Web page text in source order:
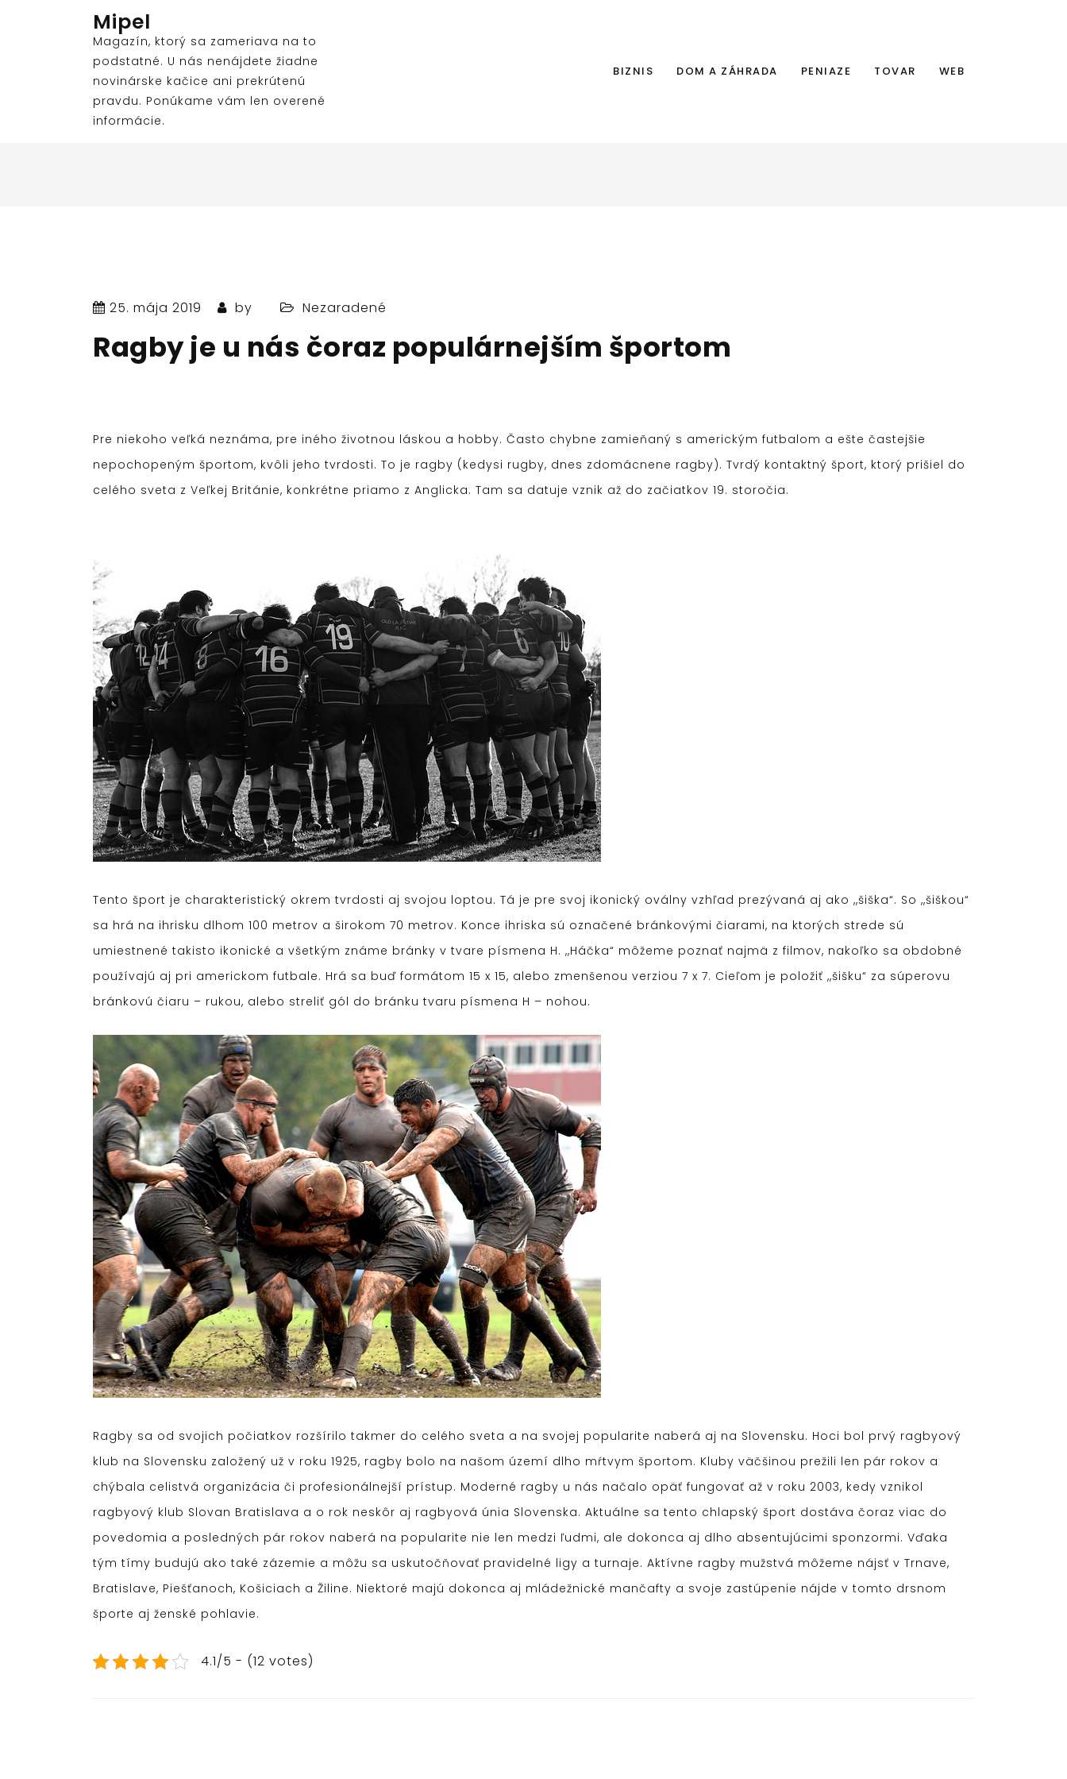
Mipel
Magazín, ktorý sa zameriava na to
podstatné. U nás nenájdete žiadne
novinárske kačice ani prekrútenú
pravdu. Ponúkame vám len overené
informácie.
BIZNIS DOM A ZÁHRADA PENIAZE TOVAR WEB
25. mája 2019 by Nezaradené
Ragby je u nás čoraz populárnejším športom
Pre niekoho veľká neznáma, pre iného životnou láskou a hobby. Často chybne zamieňaný s americkým futbalom a ešte častejšie
nepochopeným športom, kvôli jeho tvrdosti. To je ragby (kedysi rugby, dnes zdomácnene ragby). Tvrdý kontaktný šport, ktorý prišiel do
celého sveta z Veľkej Británie, konkrétne priamo z Anglicka. Tam sa datuje vznik až do začiatkov 19. storočia.
Tento šport je charakteristický okrem tvrdosti aj svojou loptou. Tá je pre svoj ikonický oválny vzhľad prezývaná aj ako ,,šiška“. So ,,šiškou“
sa hrá na ihrisku dlhom 100 metrov a širokom 70 metrov. Konce ihriska sú označené bránkovými čiarami, na ktorých strede sú
umiestnené takisto ikonické a všetkým známe bránky v tvare písmena H. ,,Háčka“ môžeme poznať najmä z filmov, nakoľko sa obdobné
používajú aj pri americkom futbale. Hrá sa buď formátom 15 x 15, alebo zmenšenou verziou 7 x 7. Cieľom je položiť ,,šišku“ za súperovu
bránkovú čiaru – rukou, alebo streliť gól do bránku tvaru písmena H – nohou.
Ragby sa od svojich počiatkov rozšírilo takmer do celého sveta a na svojej popularite naberá aj na Slovensku. Hoci bol prvý ragbyový
klub na Slovensku založený už v roku 1925, ragby bolo na našom území dlho mŕtvym športom. Kluby väčšinou prežili len pár rokov a
chýbala celistvá organizácia či profesionálnejší prístup. Moderné ragby u nás načalo opäť fungovať až v roku 2003, kedy vznikol
ragbyový klub Slovan Bratislava a o rok neskôr aj ragbyová únia Slovenska. Aktuálne sa tento chlapský šport dostáva čoraz viac do
povedomia a posledných pár rokov naberá na popularite nie len medzi ľudmi, ale dokonca aj dlho absentujúcimi sponzormi. Vďaka
tým tímy budujú ako také zázemie a môžu sa uskutočňovať pravidelné ligy a turnaje. Aktívne ragby mužstvá môžeme nájsť v Trnave,
Bratislave, Piešťanoch, Košiciach a Žiline. Niektoré majú dokonca aj mládežnické mančafty a svoje zastúpenie nájde v tomto drsnom
športe aj ženské pohlavie.
4.1/5 - (12 votes)